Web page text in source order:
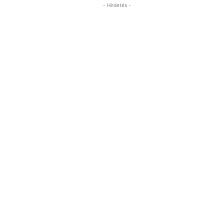
- Hirdetés -